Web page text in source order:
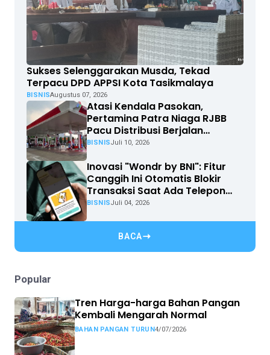
Sukses Selenggarakan Musda, Tekad
Terpacu DPD APPSI Kota Tasikmalaya
BISNISAugustus 07, 2026
Atasi Kendala Pasokan,
Pertamina Patra Niaga RJBB
Pacu Distribusi Berjalan
Optimal
BISNISJuli 10, 2026
Inovasi "Wondr by BNI": Fitur
Canggih Ini Otomatis Blokir
Transaksi Saat Ada Telepon
Masuk
BISNISJuli 04, 2026
BACA
Popular
Tren Harga-harga Bahan Pangan
Kembali Mengarah Normal
BAHAN PANGAN TURUN4/07/2026